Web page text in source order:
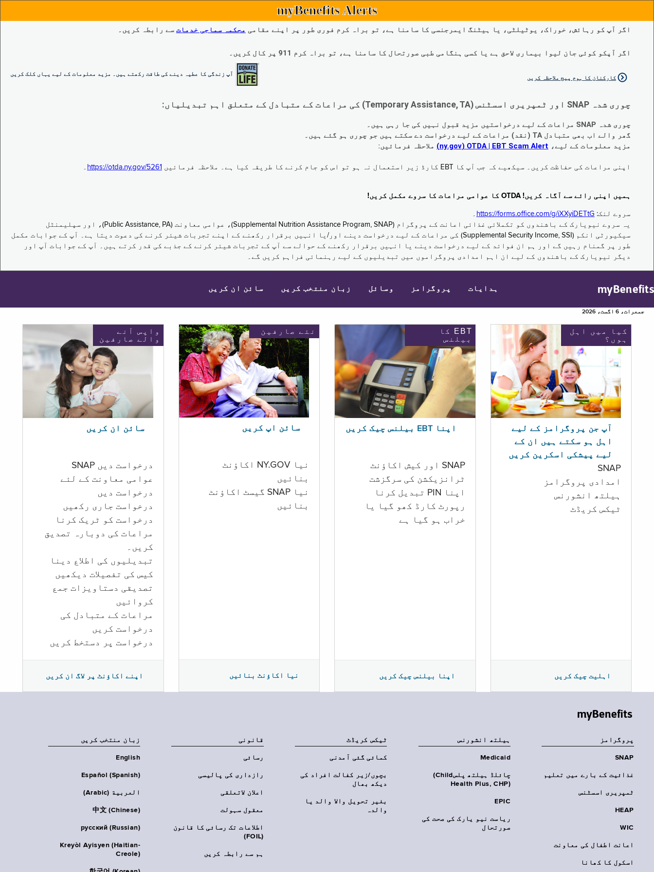
myBenefits Alerts
اگر آپ کو رہائش، خوراک، یوٹیلٹی، یا ہیٹنگ ایمرجنسی کا سامنا ہے، تو براہ کرم فوری طور پر اپنے مقامی محکمہ سماجی خدمات سے رابطہ کریں۔
اگر آپکو کوئی جان لیوا بیماری لاحق ہے یا کسی ہنگامی طبی صورتحال کا سامنا ہے، تو براہ کرم 911 پر کال کریں۔
آپ زندگی کا عطیہ دینے کی طاقت رکھتے ہیں۔ مزید معلومات کے لیے یہاں کلک کریں
کارکنان کا ہوم پیج ملاحظہ کریں
چوری شدہ SNAP اور ٹمپریری اسسٹنس (Temporary Assistance, TA) کی مراعات کے متبادل کے متعلق اہم تبدیلیاں:
چوری شدہ SNAP مراعات کے لیے درخواستیں مزید قبول نہیں کی جا رہی ہیں۔
گھر والے اب بھی متبادل TA (نقد) مراعات کے لیے درخواست دے سکتے ہیں جو چوری ہو گئے ہیں۔
مزید معلومات کے لیے، EBT Scam Alert ‏| OTDA ‏(ny.gov) ملاحظہ فرمائیں:
اپنی مراعات کی حفاظت کریں۔ سیکھیے کہ جب آپ کا EBT کارڈ زیر استعمال نہ ہو تو اس کو جام کرنے کا طریقہ کیا ہے۔ ملاحظہ فرمائیں https://otda.ny.gov/5261 ۔
ہمیں اپنی رائے سے آگاہ کریں! OTDA کا عوامی مراعات کا سروے مکمل کریں!
سروے لنک: https://forms.office.com/g/iXXyiDETtG ۔
یہ سروے نیویارک کے باشندوں کو تکملائی غذائی اعانت کے پروگرام (Supplemental Nutrition Assistance Program, SNAP)، عوامی معاونت (Public Assistance, PA)، اور سپلیمنٹل
سیکیورٹی انکم (Supplemental Security Income, SSI) کی مراعات کے لیے درخواست دینے اور/یا انہیں برقرار رکھنے کے اپنے تجربات شیئر کرنے کی دعوت دیتا ہے۔ آپ کے جوابات مکمل
طور پر گمنام رہیں گے اور ہم ان فوائد کے لیے درخواست دینے یا انہیں برقرار رکھنے کے حوالے سے آپ کے تجربات شیئر کرنے کے جذبے کی قدر کرتے ہیں۔ آپ کے جوابات آپ اور
دیگر نیویارک کے باشندوں کے لیے ان اہم امدادی پروگراموں میں تبدیلیوں کے لیے رہنمائی فراہم کریں گے۔
myBenefits ہدایات پروگرامز وسائل زبان منتخب کریں سائن ان کریں
جمعرات، 6 اگست، 2026
واپس آنے
والے صارفین
سائن ان کریں
درخواست دیں SNAP
عوامی معاونت کے لئے
درخواست دیں
درخواست جاری رکھیں
درخواست کو ٹریک کرنا
مراعات کی دوبارہ تصدیق
کریں۔
تبدیلیوں کی اطلاع دینا
کیس کی تفصیلات دیکھیں
تصدیقی دستاویزات جمع
کروائیں
مراعات کے متبادل کی
درخواست کریں
درخواست پر دستخط کریں
اپنے اکاؤنٹ پر لاگ ان کریں
نئے صارفین
سائن اپ کریں
نیا NY.GOV اکاؤنٹ
بنائیں
نیا SNAP گیسٹ اکاؤنٹ
بنائیں
نیا اکاؤنٹ بنائیں
EBT کا
بیلنس
اپنا EBT بیلنس چیک کریں
SNAP اور کیش اکاؤنٹ
ٹرانزیکشن کی سرگزشت
اپنا PIN تبدیل کرنا
رپورٹ کارڈ کھو گیا یا
خراب ہو گيا ہے
اپنا بیلنس چیک کریں
کیا میں اہل
ہوں؟
آپ جن پروگرامز کے لیے
اہل ہو سکتے ہیں ان کے
لیے پیشکی اسکرین کریں
SNAP
امدادی پروگرامز
‏ہیلتھ انشورنس
ٹیکس کریڈٹ
اہلیت چیک کریں
myBenefits
پروگرامز
SNAP
غذائیت کے بارے میں تعلیم
ٹمپریری اسسٹنس
HEAP
WIC
اعانت اطفال کی معاونت
اسکول کا کھانا
‏ہیلتھ انشورنس
Medicaid
چائلڈ ہیلتھ پلس‎(Child
Health Plus, CHP)‎
EPIC
ریاست نیو یارک کی صحت کی
صورتحال
ٹیکس کریڈٹ
کمائی گئی آمدنی
بچوں/زیر کفالت افراد کی
دیکھ بھال
بغیر تحویل والا والد یا
والدہ
قانونی
رسائی
رازداری کی پالیسی
اعلان لاتعلقی
معقول سہولت
اطلاعات تک رسائی کا قانون
(FOIL)
ہم سے رابطہ کریں
زبان منتخب کریں
English
Español (Spanish)
العربية (Arabic)
中文 (Chinese)
русский (Russian)
Kreyòl Ayisyen (Haitian-
Creole)